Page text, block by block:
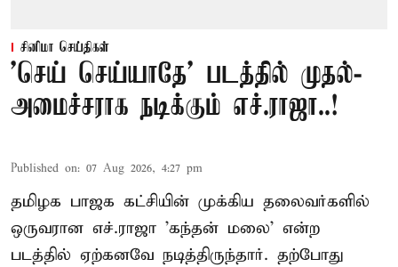
சினிமா செய்திகள்
'செய் செய்யாதே' படத்தில் முதல்-
அமைச்சராக நடிக்கும் எச்.ராஜா..!
Published on: 07 Aug 2026, 4:27 pm
தமிழக பாஜக கட்சியின் முக்கிய தலைவர்களில்
ஒருவரான எச்.ராஜா 'கந்தன் மலை' என்ற
படத்தில் ஏற்கனவே நடித்திருந்தார். தற்போது